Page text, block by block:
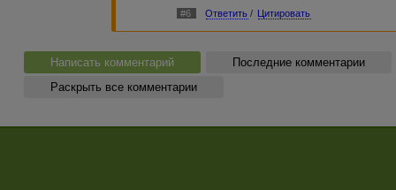
#6 Ответить / Цитировать
Написать комментарий
Последние комментарии
Раскрыть все комментарии